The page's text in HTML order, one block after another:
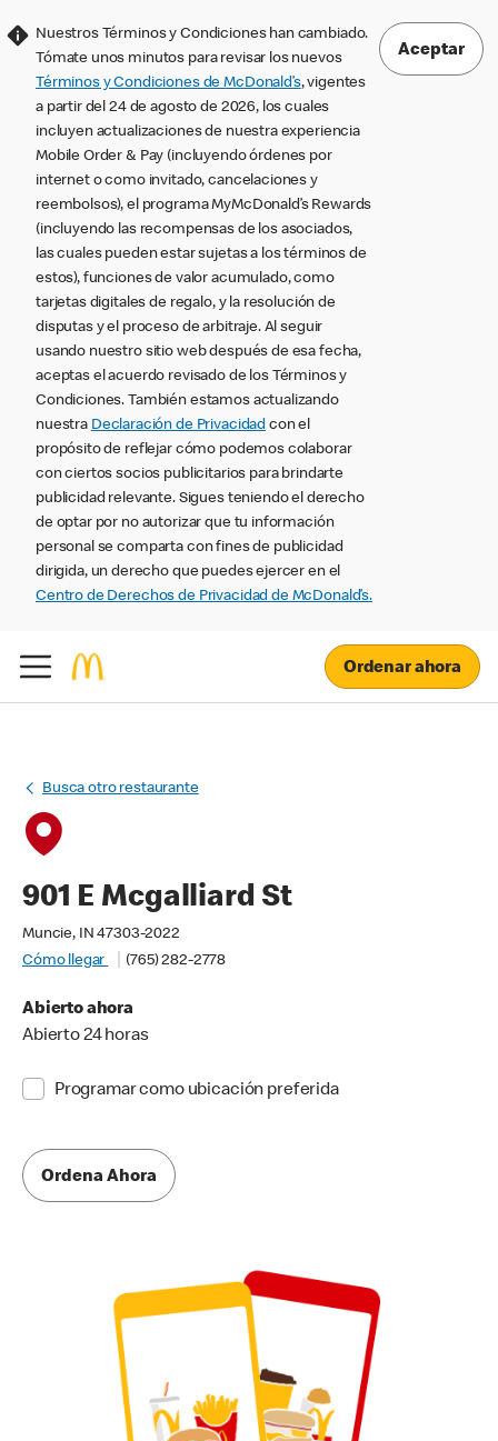
Nuestros Términos y Condiciones han cambiado.
Tómate unos minutos para revisar los nuevos
Términos y Condiciones de McDonald’s, vigentes
a partir del 24 de agosto de 2026, los cuales
incluyen actualizaciones de nuestra experiencia
Mobile Order & Pay (incluyendo órdenes por
internet o como invitado, cancelaciones y
reembolsos), el programa MyMcDonald’s Rewards
(incluyendo las recompensas de los asociados,
las cuales pueden estar sujetas a los términos de
estos), funciones de valor acumulado, como
tarjetas digitales de regalo, y la resolución de
disputas y el proceso de arbitraje. Al seguir
usando nuestro sitio web después de esa fecha,
aceptas el acuerdo revisado de los Términos y
Condiciones. También estamos actualizando
nuestra Declaración de Privacidad con el
propósito de reflejar cómo podemos colaborar
con ciertos socios publicitarios para brindarte
publicidad relevante. Sigues teniendo el derecho
de optar por no autorizar que tu información
personal se comparta con fines de publicidad
dirigida, un derecho que puedes ejercer en el
Centro de Derechos de Privacidad de McDonald’s.
Aceptar
Ordenar ahora
Busca otro restaurante
901 E Mcgalliard St
Muncie, IN 47303-2022
Cómo llegar
(765) 282-2778
Abierto ahora
Abierto 24 horas
Programar como ubicación preferida
Ordena Ahora